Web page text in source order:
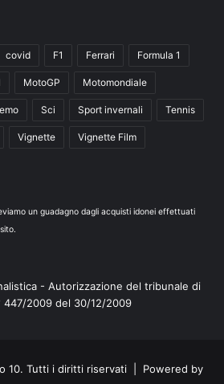
covid F1 Ferrari Formula 1
MotoGP Motomondiale
Sci Sport invernali Tennis
Vignette Vignette Film
un guadagno dagli acquisti idonei effettuati
- Autorizzazione del tribunale di
447/2009 del 30/12/2009
10. Tutti i diritti riservati | Powered by